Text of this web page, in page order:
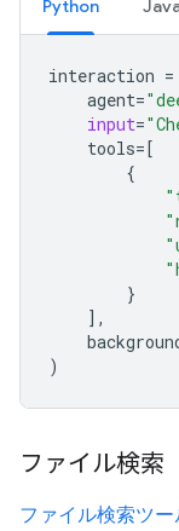
Python
interaction =
agent=
input=
tools=[
{
}
],
)
ファイル検索
ファイル検索ツ